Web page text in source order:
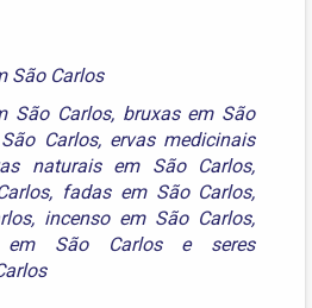
São Carlos
São Carlos, bruxas em São
Carlos, ervas medicinais
naturais em São Carlos,
, fadas em São Carlos,
, incenso em São Carlos,
em São Carlose seres